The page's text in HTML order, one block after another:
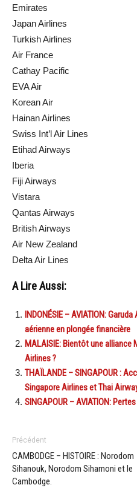
Emirates
Japan Airlines
Turkish Airlines
Air France
Cathay Pacific
EVA Air
Korean Air
Hainan Airlines
Swiss Int’l Air Lines
Etihad Airways
Iberia
Fiji Airways
Vistara
Qantas Airways
British Airways
Air New Zealand
Delta Air Lines
A Lire Aussi:
INDONÉSIE – AVIATION:
aérienne en plongée financière
MALAISIE: Bientôt une alliance
Airlines ?
THAÏLANDE – SINGAPOUR :
Singapore Airlines et Thai
SINGAPOUR – AVIATION:
Précédent
CAMBODGE – HISTOIRE : Norodom
Sihanouk, Norodom Sihamoni et le
Cambodge.